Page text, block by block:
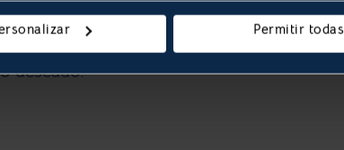
Permitir todas
con productos, videos o
conveniente puede ser
deseado.